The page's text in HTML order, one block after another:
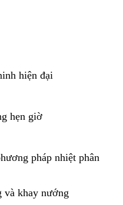
hiện đại
hẹn giờ
pháp nhiệt phân
và khay nướng